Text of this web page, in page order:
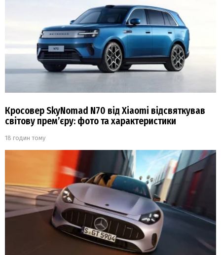
Кросовер SkyNomad N70 від Xiaomi відсвяткував
світову прем’єру: фото та характеристики
18 годин тому